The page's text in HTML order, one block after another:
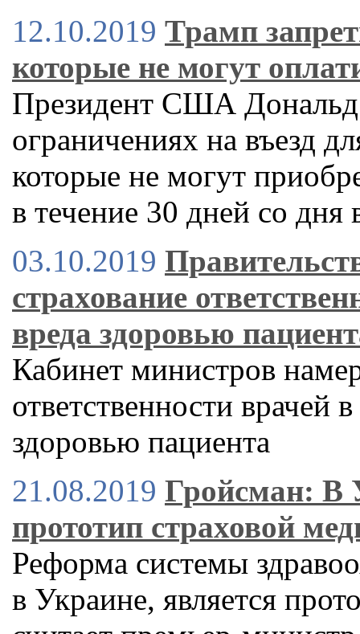
12.10.2019 Трамп
которые не могут
Президент США
ограничениях на въезд
которые не могут
в течение 30 дней со
03.10.2019
страхование
вреда здоровью
Кабинет министров
ответственности врачей
здоровью пациента
21.08.2019 Гройсман: В
прототип страховой
Реформа системы
в Украине, является